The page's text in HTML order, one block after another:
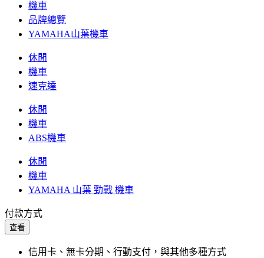
機車
品牌總覽
YAMAHA山葉機車
休閒
機車
速克達
休閒
機車
ABS機車
休閒
機車
YAMAHA 山葉 勁戰 機車
付款方式
查看
信用卡、無卡分期、行動支付，與其他多種方式